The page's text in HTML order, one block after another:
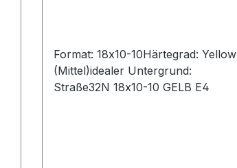
Format: 18x10-10Härtegrad: Yellow
(Mittel)idealer Untergrund:
Straße32N 18x10-10 GELB E4